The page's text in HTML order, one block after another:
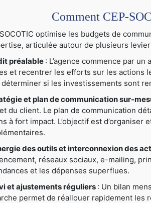
Comment CEP-
optimise les budgets de
articulée autour de plusieurs
préalable : L’agence commence par
et recentrer les efforts sur les actions
si les investissements sont
et plan de communication sur-
du client. Le plan de communication
à fort impact. L’objectif est
des outils et interconnexion des
réseaux sociaux, e-mailing,
et les dépenses superflues.
et ajustements réguliers : Un bilan
permet de réallouer rapidement les